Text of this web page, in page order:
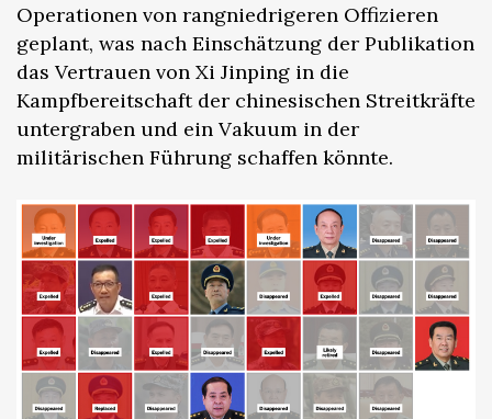
Operationen von rangniedrigeren Offizieren
geplant, was nach Einschätzung der Publikation
das Vertrauen von Xi Jinping in die
Kampfbereitschaft der chinesischen Streitkräfte
untergraben und ein Vakuum in der
militärischen Führung schaffen könnte.